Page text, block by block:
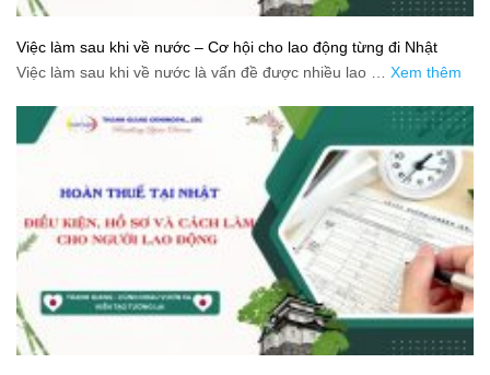
Việc làm sau khi về nước – Cơ hội cho lao động từng đi Nhật
Việc làm sau khi về nước là vấn đề được nhiều lao … Xem thêm